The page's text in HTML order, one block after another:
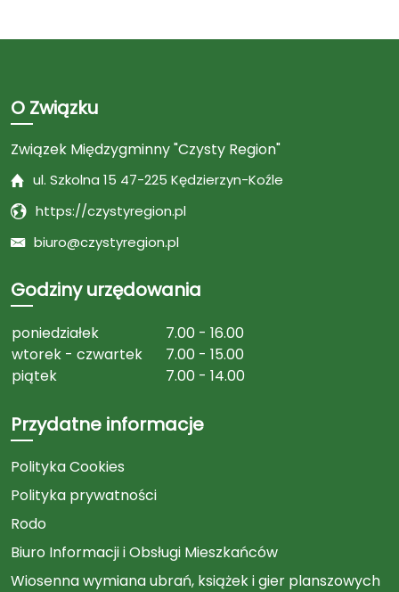
O Związku
Związek Międzygminny "Czysty Region"
ul. Szkolna 15 47-225 Kędzierzyn-Koźle
https://czystyregion.pl
biuro@czystyregion.pl
Godziny urzędowania
poniedziałek
7.00 - 16.00
wtorek - czwartek
7.00 - 15.00
piątek
7.00 - 14.00
Przydatne informacje
Polityka Cookies
Polityka prywatności
Rodo
Biuro Informacji i Obsługi Mieszkańców
Wiosenna wymiana ubrań, książek i gier planszowych